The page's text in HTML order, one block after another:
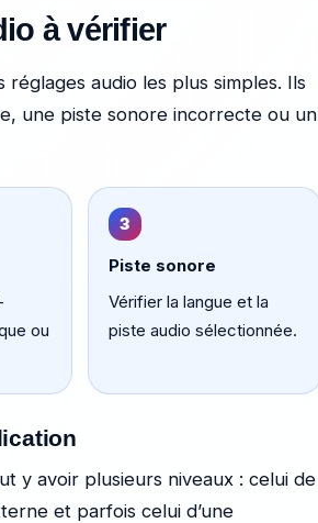
à vérifier
réglages audio les plus simples. Ils
une piste sonore incorrecte ou un
ou
3
Piste sonore
Vérifier la langue et la
piste audio sélectionnée.
y avoir plusieurs niveaux : celui de
et parfois celui d’une